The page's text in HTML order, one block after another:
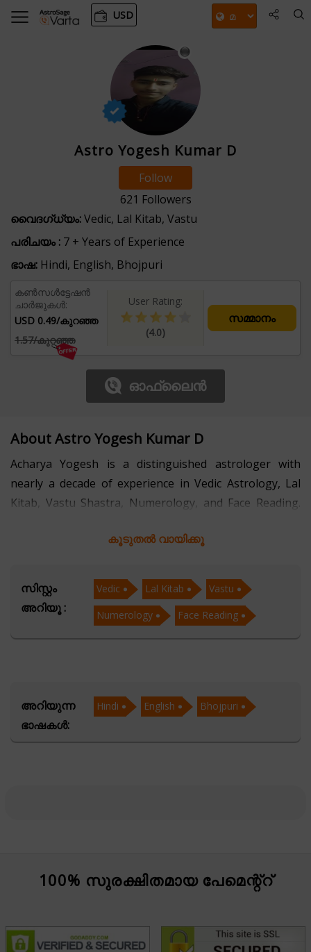
USD
Astro Yogesh Kumar D
Follow
621 Followers
വൈദഗ്ധ്യം:Vedic, Lal Kitab, Vastu
പരിചയം : 7 + Years of Experience
ഭാഷ: Hindi, English, Bhojpuri
കൺസൾട്ടേഷൻ
ചാർജുകൾ:
USD 0.49/കുറഞ്ഞ
1.57/കുറഞ്ഞ
User Rating:
(4.0)
സമ്മാനം
ഓഫ്‌ലൈൻ
About Astro Yogesh Kumar D
Acharya Yogesh is a distinguished astrologer with
nearly a decade of experience in Vedic Astrology, Lal
Kitab, Vastu Shastra, Numerology, and Face Reading.
guidance, blending traditional wisdom with practical
these ancient sciences enables him to offer
comprehensive solutions that address various aspects
of life, from personal challenges to career and
analyzes planetary positions to provide accurate
predictions and remedies. His proficiency in Lal Kitab
character and future prospects.
compassion and clarity, helping them navigate life’s
കൂടുതൽ വായിക്കൂ
സിസ്റ്റം
അറിയൂ :
Vedic Lal Kitab
Vastu
Numerology
Face Reading
അറിയുന്ന
ഭാഷകൾ:
Hindi English Bhojpuri
100% സുരക്ഷിതമായ പേമെന്റ്റ്